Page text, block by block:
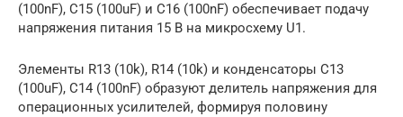
(100nF), C15 (100uF) и C16 (100nF) обеспечивает подачу
напряжения питания 15 В на микросхему U1.
Элементы R13 (10k), R14 (10k) и конденсаторы C13
(100uF), C14 (100nF) образуют делитель напряжения для
операционных усилителей, формируя половину